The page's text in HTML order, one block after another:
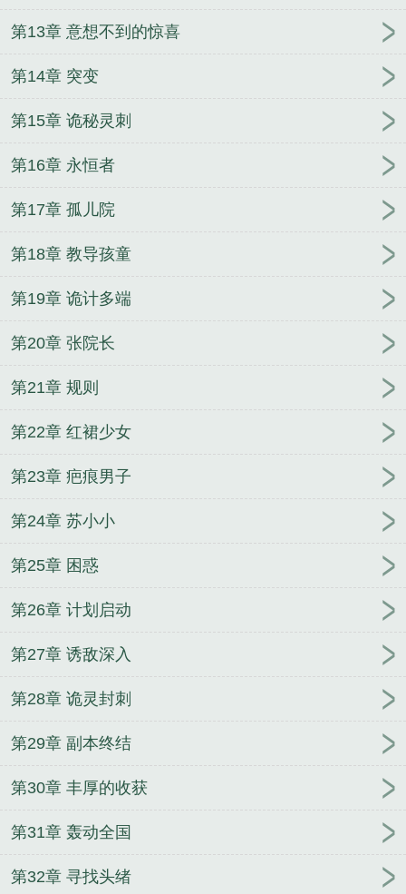
第13章 意想不到的惊喜
第14章 突变
第15章 诡秘灵刺
第16章 永恒者
第17章 孤儿院
第18章 教导孩童
第19章 诡计多端
第20章 张院长
第21章 规则
第22章 红裙少女
第23章 疤痕男子
第24章 苏小小
第25章 困惑
第26章 计划启动
第27章 诱敌深入
第28章 诡灵封刺
第29章 副本终结
第30章 丰厚的收获
第31章 轰动全国
第32章 寻找头绪